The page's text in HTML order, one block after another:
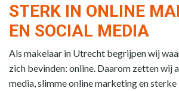
STERK IN ONLINE
EN SOCIAL MEDIA
Als makelaar in Utrecht begrijpen wij
zich bevinden: online. Daarom zetten wij
media, slimme online marketing en sterke